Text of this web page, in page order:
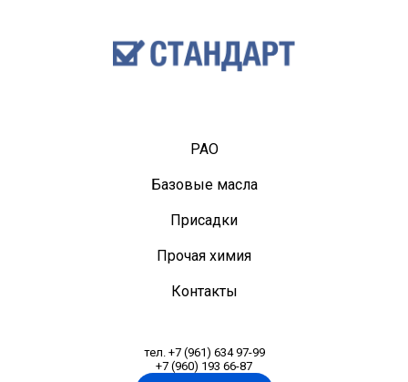
PAO
Базовые масла
Присадки
Прочая химия
Контакты
тел. +7 (961) 634 97-99
+7 (960) 193 66-87